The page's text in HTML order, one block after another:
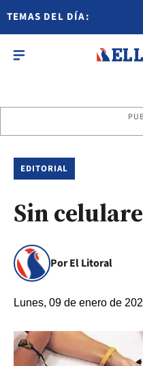
TEMAS DEL DÍA:
EDITORIAL
Sin
Por El Litoral
Lunes, 09 de enero de